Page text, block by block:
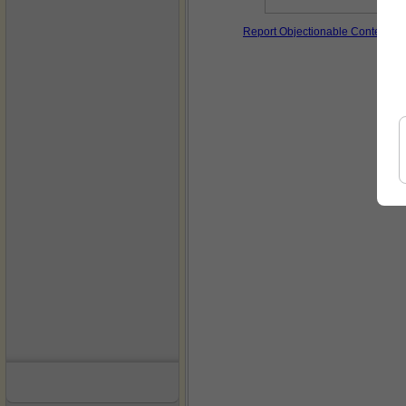
Report Objectionable Content